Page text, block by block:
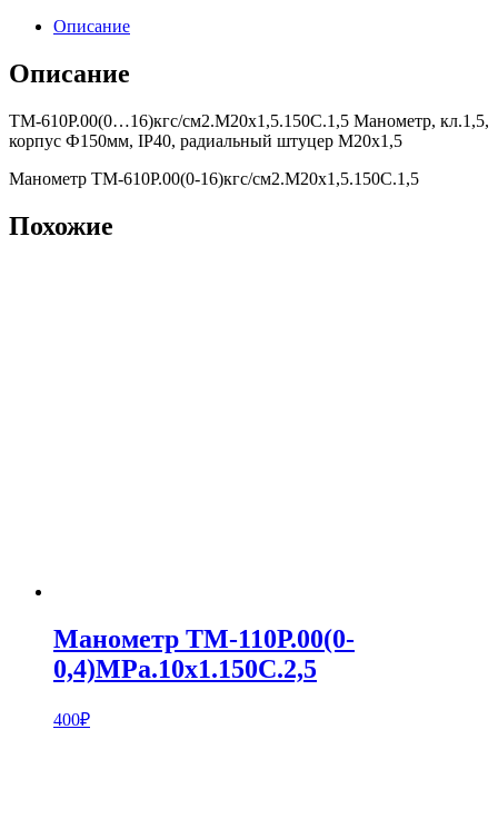
Описание
Описание
ТМ-610Р.00(0…16)кгс/см2.M20х1,5.150С.1,5 Манометр, кл.1,5,
корпус Ф150мм, IP40, радиальный штуцер М20х1,5
Манометр ТМ-610Р.00(0-16)кгс/см2.M20х1,5.150С.1,5
Похожие
Манометр ТМ-110Р.00(0-
0,4)MPa.10х1.150С.2,5
400₽